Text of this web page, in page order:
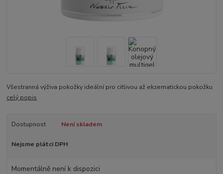
Všestranná výživa pokožky ideální pro citlivou až ekzematickou pokožku
celý popis
Dostupnost Není skladem
Nejsme plátci DPH
Momentálně není k dispozici